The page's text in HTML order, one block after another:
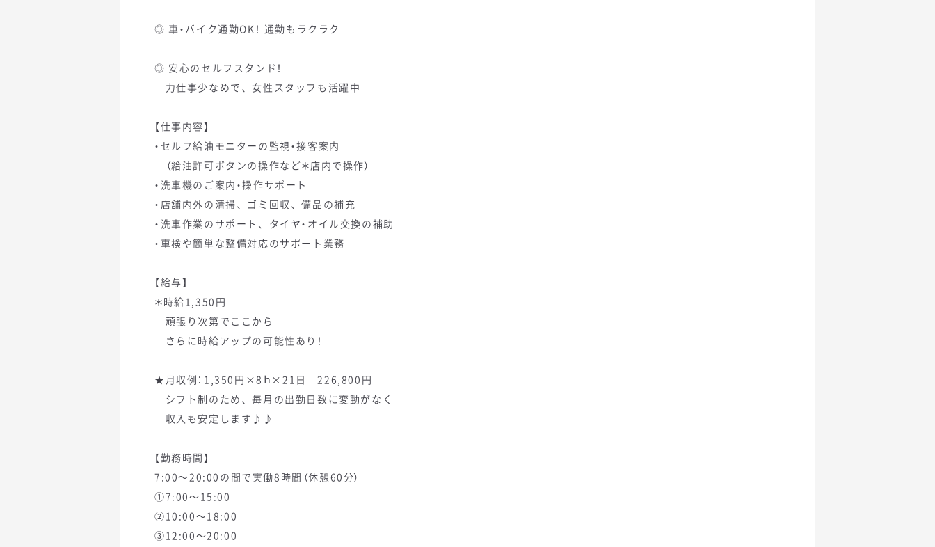
◎ 車・バイク通勤OK！ 通勤もラクラク
◎ 安心のセルフスタンド！
力仕事少なめで、女性スタッフも活躍中
【仕事内容】
・セルフ給油モニターの監視・接客案内
（給油許可ボタンの操作など＊店内で操作）
・洗車機のご案内・操作サポート
・店舗内外の清掃、ゴミ回収、備品の補充
・洗車作業のサポート、タイヤ・オイル交換の補助
・車検や簡単な整備対応のサポート業務
【給与】
＊時給1,350円
頑張り次第でここから
さらに時給アップの可能性あり！
★月収例：1,350円×8ｈ×21日＝226,800円
シフト制のため、毎月の出勤日数に変動がなく
収入も安定します♪♪
【勤務時間】
7:00～20:00の間で実働8時間（休憩60分）
①7:00～15:00
②10:00～18:00
③12:00～20:00